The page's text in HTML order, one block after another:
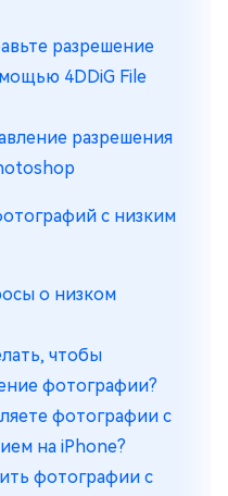
разрешение
4DDiG File
разрешения
с низким
о низком
чтобы
фотографии?
фотографии с
на iPhone?
фотографии с